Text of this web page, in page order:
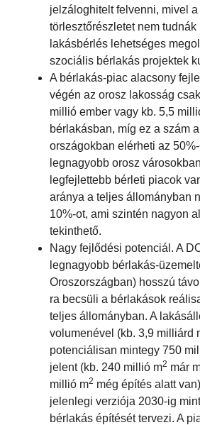
jelzáloghitelt felvenni, mivel a
törlesztőrészletet nem tudnák
lakásbérlés lehetséges
szociális bérlakás projektek
A bérlakás-piac alacsony
végén az orosz lakosság
millió ember vagy kb. 5,5
bérlakásban, míg ez a szám
országokban elérheti az
legnagyobb orosz
legfejlettebb bérleti piacok
aránya a teljes állományban
10%-ot, ami szintén nagyon
tekinthető.
Nagy fejlődési potenciál. A
legnagyobb bérlakás-
Oroszországban) hosszú
ra becsüli a bérlakások
teljes állományban. A
volumenével (kb. 3,9 milliárd
potenciálisan mintegy 750
jelent (kb. 240 millió m2 már
millió m2 még építés alatt
jelenlegi verziója 2030-ig
bérlakás építését tervezi. A